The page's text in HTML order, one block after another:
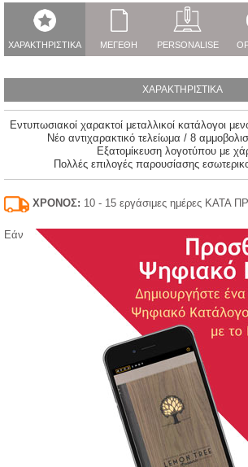
ΧΑΡΑΚΤΗΡΙΣΤΙΚΑ ΜΕΓΕΘΗ PERSONALISE
ΧΑΡΑΚΤΗΡΙΣΤΙΚΑ
Εντυπωσιακοί χαρακτοί μεταλλικοί κατάλογοι
Νέο αντιχαρακτικό τελείωμα / 8
Εξατομίκευση λογοτύπου με
Πολλές επιλογές παρουσίασης
ΧΡΟΝΟΣ: 10 - 15 εργάσιμες ημέρες ΚΑΤΑ
Εάν